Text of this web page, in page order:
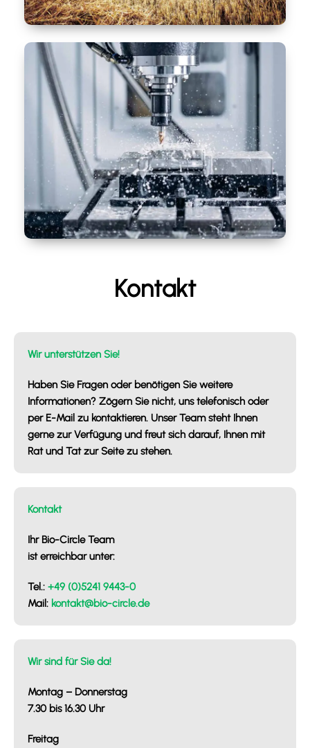
Lösungen für die Landwirtschaft
Kontakt
Wir unterstützen Sie!
Haben Sie Fragen oder benötigen Sie weitere
Informationen? Zögern Sie nicht, uns telefonisch oder
per E-Mail zu kontaktieren. Unser Team steht Ihnen
gerne zur Verfügung und freut sich darauf, Ihnen mit
Rat und Tat zur Seite zu stehen.
Kontakt
Ihr Bio-Circle Team
ist erreichbar unter:
Tel.: +49 (0)5241 9443-0
Mail: kontakt@bio-circle.de
Wir sind für Sie da!
Montag – Donnerstag
7.30 bis 16.30 Uhr
Freitag